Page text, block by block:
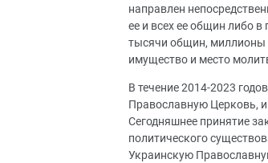
направлен
ее и всех ее общин либо
тысячи общин, миллионы
имущество и место
В течение 2014-2023
Православную Церковь,
Сегодняшнее принятие
политического
Украинскую